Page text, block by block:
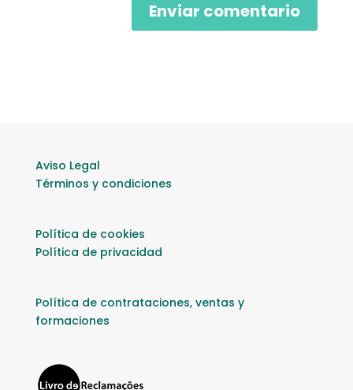
Aviso Legal
Términos y condiciones
Política de cookies
Política de privacidad
Política de contrataciones, ventas y
formaciones